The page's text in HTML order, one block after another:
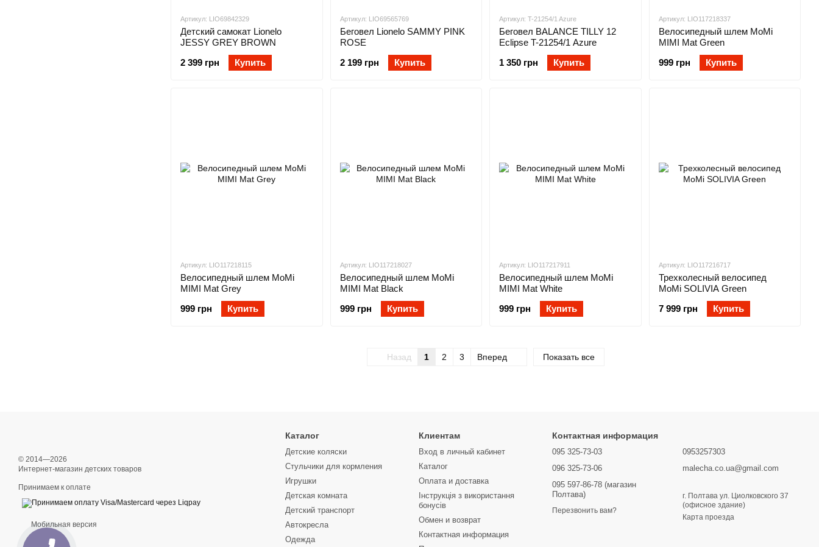
Артикул: LIO69842329
Детский самокат Lionelo
JESSY GREY BROWN
2 399 грн
Купить
Артикул: LIO69565769
Беговел Lionelo SAMMY PINK
ROSE
2 199 грн
Купить
Артикул: T-21254/1 Azure
Беговел BALANCE TILLY 12
Eclipse T-21254/1 Azure
1 350 грн
Купить
Артикул: LIO117218337
Велосипедный шлем MoMi
MIMI Mat Green
999 грн
Купить
Артикул: LIO117218115
Велосипедный шлем MoMi
MIMI Mat Grey
999 грн
Купить
Артикул: LIO117218027
Велосипедный шлем MoMi
MIMI Mat Black
999 грн
Купить
Артикул: LIO117217911
Велосипедный шлем MoMi
MIMI Mat White
999 грн
Купить
Артикул: LIO117216717
Трехколесный велосипед
MoMi SOLIVIA Green
7 999 грн
Купить
Назад 1 2 3 Вперед Показать все
© 2014—2026
Интернет-магазин детских товаров
Принимаем к оплате
Мобильная версия
Каталог
Детские коляски
Стульчики для кормления
Игрушки
Детская комната
Детский транспорт
Автокресла
Одежда
Клиентам
Вход в личный кабинет
Каталог
Оплата и доставка
Інструкція з використання
бонусів
Обмен и возврат
Контактная информация
Контактная информация
095 325-73-03
096 325-73-06
095 597-86-78 (магазин
Полтава)
Перезвонить вам?
0953257303
malecha.co.ua@gmail.com
г. Полтава ул. Циолковского 37
(офисное здание)
Карта проезда